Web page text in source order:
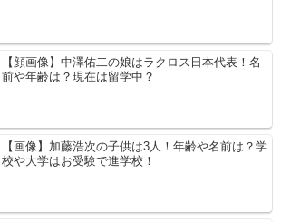
【顔画像】中澤佑二の娘はラクロス日本代表！名
前や年齢は？現在は留学中？
【画像】加藤浩次の子供は3人！年齢や名前は？学
校や大学はお受験で進学校！